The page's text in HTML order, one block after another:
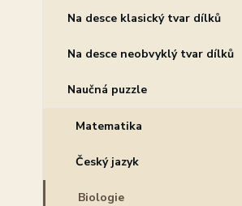
Na desce klasický tvar dílků
Na desce neobvyklý tvar dílků
Naučná puzzle
Matematika
Český jazyk
Biologie